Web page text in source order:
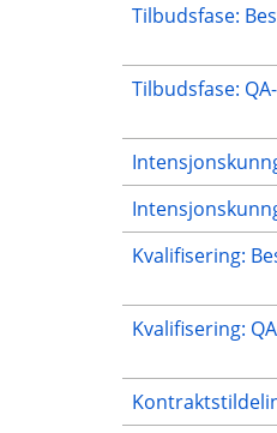
Tilbudsfase:
Tilbudsfase:
Kvalifisering:
Kvalifisering: